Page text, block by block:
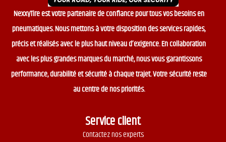
NexxyTire est votre partenaire de confiance pour tous vos besoins en
pneumatiques. Nous mettons à votre disposition des services rapides,
précis et réalisés avec le plus haut niveau d’exigence. En collaboration
avec les plus grandes marques du marché, nous vous garantissons
performance, durabilité et sécurité à chaque trajet. Votre sécurité reste
au centre de nos priorités.
Service client
Contactez nos experts